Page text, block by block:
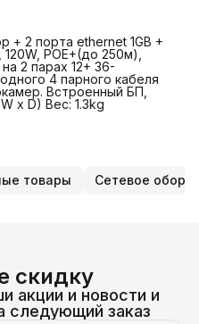
+ 2 порта ethernet 1GB +
120W, POE+(до 250м),
2 парах 12+ 36-
4 парного кабеля
Встроенный БП,
x D) Вес: 1.3kg
товары Сетевое
скидку
акции и новости и
следующий заказ